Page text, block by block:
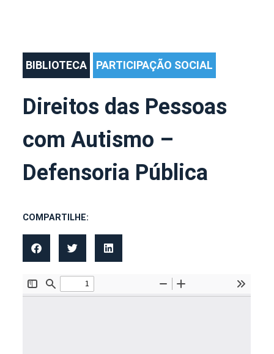
BIBLIOTECA PARTICIPAÇÃO SOCIAL
Direitos das Pessoas
com Autismo –
Defensoria Pública
COMPARTILHE: